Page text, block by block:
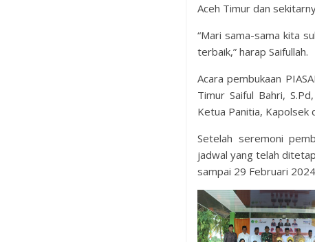
Aceh Timur dan
“Mari sama-sama kita
terbaik,” harap Saifullah.
Acara pembukaan
Timur Saiful Bahri,
Ketua Panitia, Kapolsek
Setelah seremoni
jadwal yang telah
sampai 29 Februari